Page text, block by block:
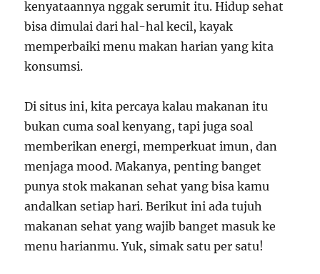
kenyataannya nggak serumit itu. Hidup sehat
bisa dimulai dari hal-hal kecil, kayak
memperbaiki menu makan harian yang kita
konsumsi.
Di situs ini, kita percaya kalau makanan itu
bukan cuma soal kenyang, tapi juga soal
memberikan energi, memperkuat imun, dan
menjaga mood. Makanya, penting banget
punya stok makanan sehat yang bisa kamu
andalkan setiap hari. Berikut ini ada tujuh
makanan sehat yang wajib banget masuk ke
menu harianmu. Yuk, simak satu per satu!